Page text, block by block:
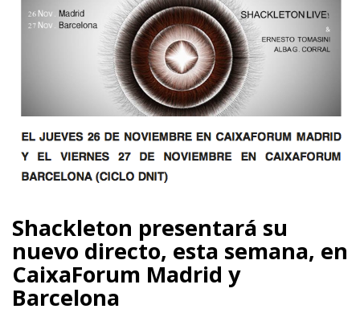
Shackleton presentará su
nuevo directo, esta semana, en
CaixaForum Madrid y
Barcelona